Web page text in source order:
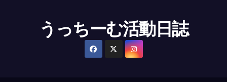
うっちーむ活動日誌